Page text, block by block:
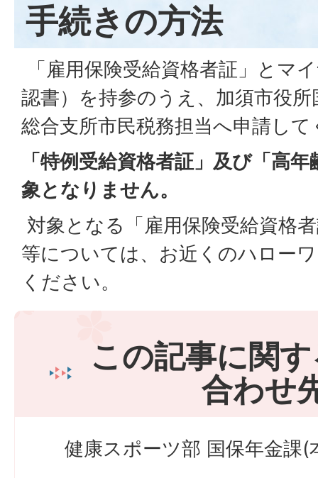
手続きの方法
「雇用保険受給資格者証」とマ
認書）を持参のうえ、加須市役
総合支所市民税務担当へ申請し
「特例受給資格者証」及び「高
象となりません。
対象となる「雇用保険受給資格
等については、お近くのハロー
ください。
この記事に関
合わせ
健康スポーツ部 国保年金課(